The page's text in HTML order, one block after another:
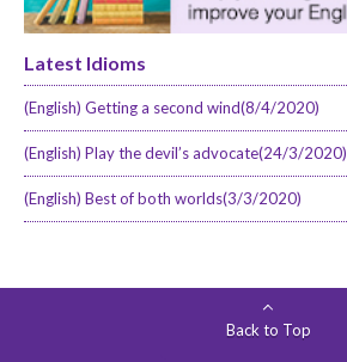
Latest Idioms
(English) Getting a second wind(8/4/2020)
(English) Play the devil’s advocate(24/3/2020)
(English) Best of both worlds(3/3/2020)
Back to Top